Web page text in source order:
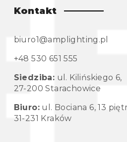
Kontakt
biuro1@amplighting.pl
+48 530 651 555
Siedziba: ul. Kilińskiego 6,
27-200 Starachowice
Biuro:ul. Bociana 6, 13
31-231 Kraków